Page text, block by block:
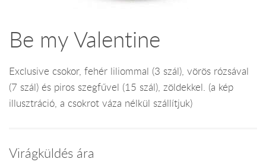
Be my Valentine
Exclusive csokor, fehér liliommal (3 szál), vörös rózsával
(7 szál) és piros szegfűvel (15 szál), zöldekkel. (a kép
illusztráció, a csokrot váza nélkül szállítjuk)
Virágküldés ára